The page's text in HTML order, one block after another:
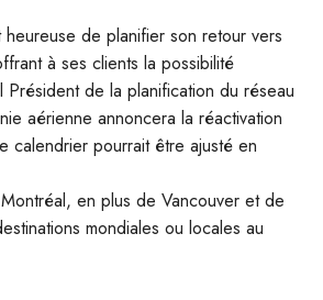
de planifier son retour vers
à ses clients la possibilité
de la planification du réseau
aérienne annoncera la réactivation
calendrier pourrait être ajusté en
en plus de Vancouver et de
mondiales ou locales au